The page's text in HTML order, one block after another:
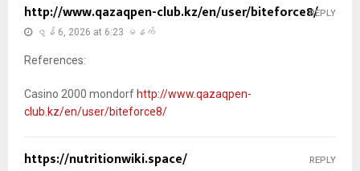
http://www.qazaqpen-club.kz/en/user/biteforce8/
ဇွန် 6, 2026 at 6:23 မနက်
References:
Casino 2000 mondorf http://www.qazaqpen-
club.kz/en/user/biteforce8/
REPLY
https://nutritionwiki.space/ REPLY